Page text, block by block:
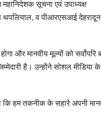
सूचना एवं उपाध्यक्ष
थपलियाल, व पीआरएसआई
और मानवीय मूल्यों को सर्वोपरि
है। उन्होंने सोशल मीडिया के
हम तकनीक के सहारे अपनी